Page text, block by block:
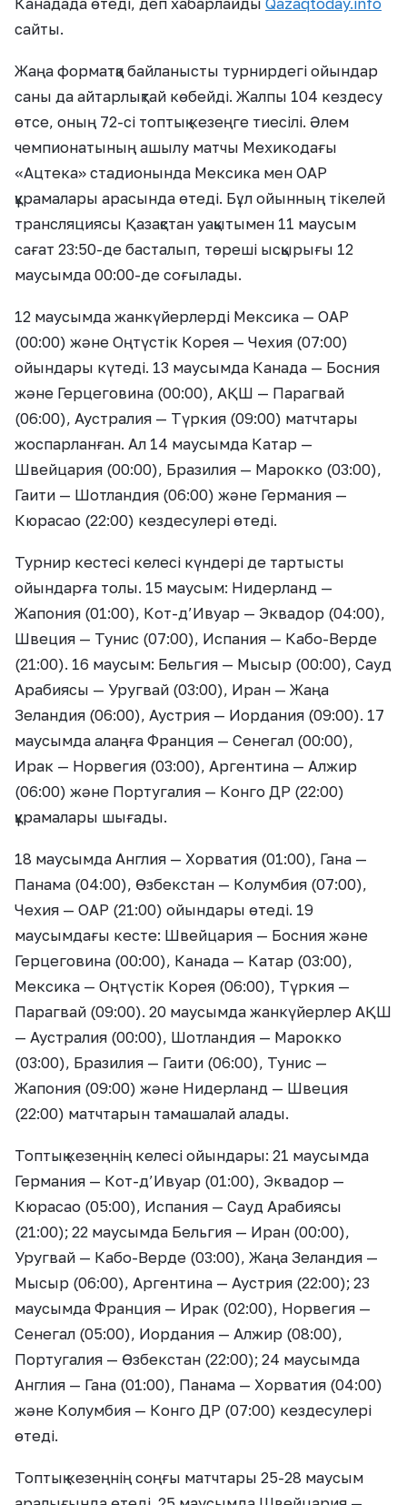
Канадада өтеді, деп хабарлайды Qazaqtoday.info
сайты.
Жаңа форматқа байланысты турнирдегі ойындар
саны да айтарлықтай көбейді. Жалпы 104 кездесу
өтсе, оның 72-сі топтық кезеңге тиесілі. Әлем
чемпионатының ашылу матчы Мехикодағы
«Ацтека» стадионында Мексика мен ОАР
құрамалары арасында өтеді. Бұл ойынның тікелей
трансляциясы Қазақстан уақытымен 11 маусым
сағат 23:50-де басталып, төреші ысқырығы 12
маусымда 00:00-де соғылады.
12 маусымда жанкүйерлерді Мексика — ОАР
(00:00) және Оңтүстік Корея — Чехия (07:00)
ойындары күтеді. 13 маусымда Канада — Босния
және Герцеговина (00:00), АҚШ — Парагвай
(06:00), Аустралия — Түркия (09:00) матчтары
жоспарланған. Ал 14 маусымда Катар —
Швейцария (00:00), Бразилия — Марокко (03:00),
Гаити — Шотландия (06:00) және Германия —
Кюрасао (22:00) кездесулері өтеді.
Турнир кестесі келесі күндері де тартысты
ойындарға толы. 15 маусым: Нидерланд —
Жапония (01:00), Кот-д’Ивуар — Эквадор (04:00),
Швеция — Тунис (07:00), Испания — Кабо-Верде
(21:00). 16 маусым: Бельгия — Мысыр (00:00), Сауд
Арабиясы — Уругвай (03:00), Иран — Жаңа
Зеландия (06:00), Аустрия — Иордания (09:00). 17
маусымда алаңға Франция — Сенегал (00:00),
Ирак — Норвегия (03:00), Аргентина — Алжир
(06:00) және Португалия — Конго ДР (22:00)
құрамалары шығады.
18 маусымда Англия — Хорватия (01:00), Гана —
Панама (04:00), Өзбекстан — Колумбия (07:00),
Чехия — ОАР (21:00) ойындары өтеді. 19
маусымдағы кесте: Швейцария — Босния және
Герцеговина (00:00), Канада — Катар (03:00),
Мексика — Оңтүстік Корея (06:00), Түркия —
Парагвай (09:00). 20 маусымда жанкүйерлер АҚШ
— Аустралия (00:00), Шотландия — Марокко
(03:00), Бразилия — Гаити (06:00), Тунис —
Жапония (09:00) және Нидерланд — Швеция
(22:00) матчтарын тамашалай алады.
Топтық кезеңнің келесі ойындары: 21 маусымда
Германия — Кот-д’Ивуар (01:00), Эквадор —
Кюрасао (05:00), Испания — Сауд Арабиясы
(21:00); 22 маусымда Бельгия — Иран (00:00),
Уругвай — Кабо-Верде (03:00), Жаңа Зеландия —
Мысыр (06:00), Аргентина — Аустрия (22:00); 23
маусымда Франция — Ирак (02:00), Норвегия —
Сенегал (05:00), Иордания — Алжир (08:00),
Португалия — Өзбекстан (22:00); 24 маусымда
Англия — Гана (01:00), Панама — Хорватия (04:00)
және Колумбия — Конго ДР (07:00) кездесулері
өтеді.
Топтық кезеңнің соңғы матчтары 25-28 маусым